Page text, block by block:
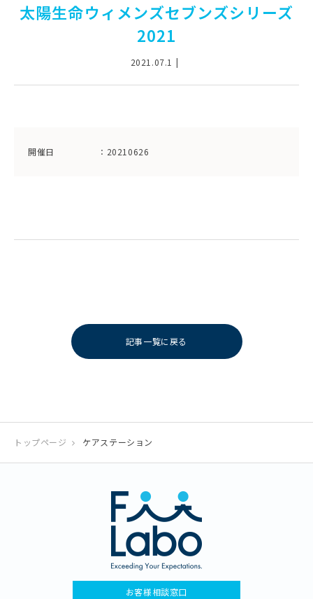
太陽生命ウィメンズセブンズシリーズ
2021
2021.07.1
開催日 ：20210626
記事一覧に戻る
トップページ ケアステーション
お客様相談窓口